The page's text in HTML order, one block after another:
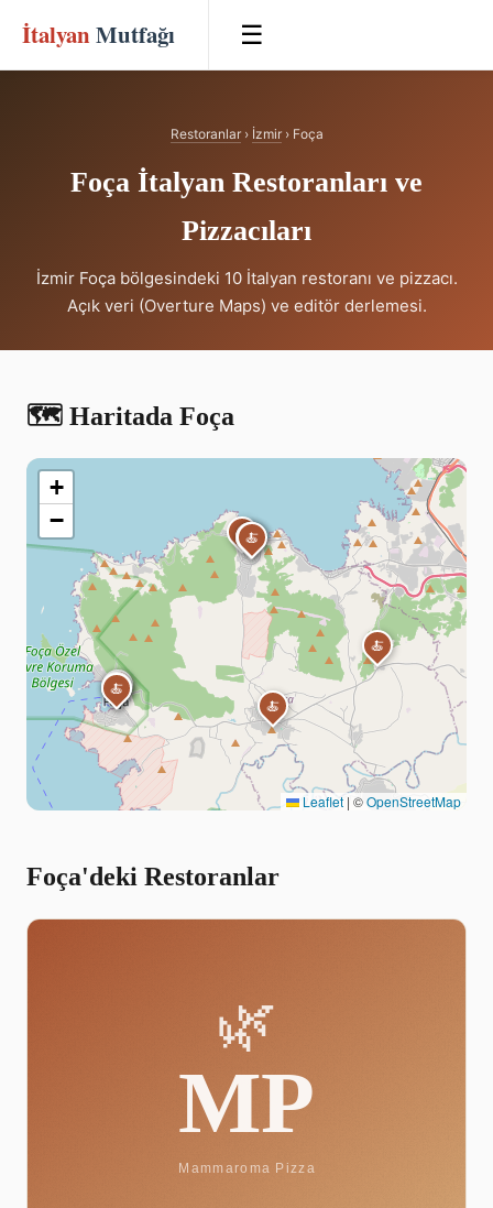
İtalyan Mutfağı ☰
Restoranlar› İzmir› Foça
Foça İtalyan Restoranları ve
Pizzacıları
İzmir Foça bölgesindeki 10 İtalyan restoranı ve pizzacı.
Açık veri (Overture Maps) ve editör derlemesi.
🗺️ Haritada Foça
🍝
🍝
🍝
🍝
🍝
🍝
🍝
🍝
🍝
🍝
+
−
Leaflet | ©OpenStreetMap
Foça'deki Restoranlar